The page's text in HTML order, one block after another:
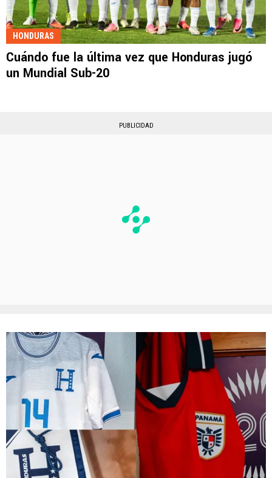
HONDURAS
Cuándo fue la última vez que Honduras jugó
un Mundial Sub-20
PUBLICIDAD